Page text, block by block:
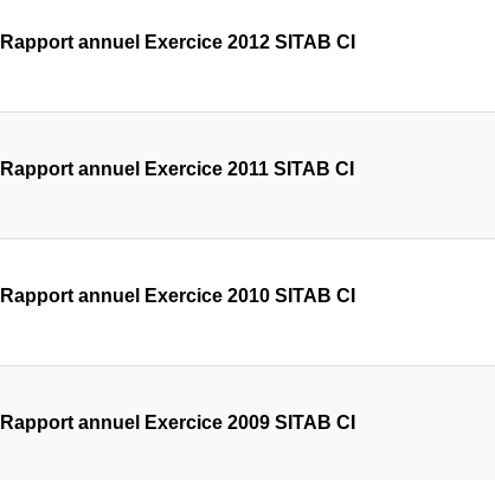
Rapport annuel Exercice 2012 SITAB CI
Rapport annuel Exercice 2011 SITAB CI
Rapport annuel Exercice 2010 SITAB CI
Rapport annuel Exercice 2009 SITAB CI